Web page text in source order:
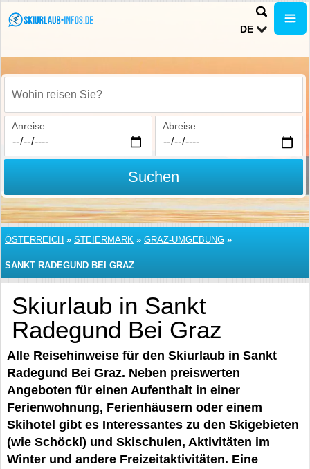
DE
Wohin reisen Sie?
Anreise Abreise
Suchen
ÖSTERREICH » STEIERMARK » GRAZ-UMGEBUNG »
SANKT RADEGUND BEI GRAZ
Skiurlaub in Sankt
Radegund Bei Graz
Alle Reisehinweise für den Skiurlaub in Sankt
Radegund Bei Graz. Neben preiswerten
Angeboten für einen Aufenthalt in einer
Ferienwohnung, Ferienhäusern oder einem
Skihotel gibt es Interessantes zu den Skigebieten
(wie Schöckl) und Skischulen, Aktivitäten im
Winter und andere Freizeitaktivitäten. Eine